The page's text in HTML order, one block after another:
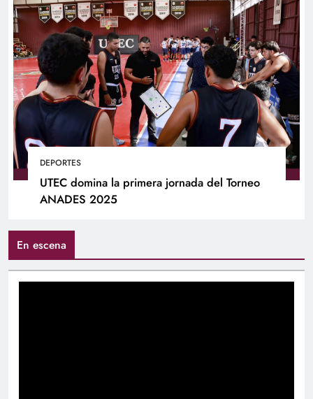
DEPORTES
UTEC domina la primera jornada del Torneo
ANADES 2025
En escena